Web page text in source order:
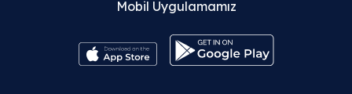
Mobil Uygulamamız